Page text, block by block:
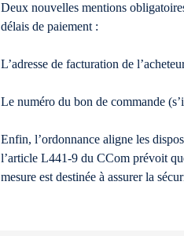
Deux nouvelles mentions
délais de paiement :
L’adresse de facturation de
Le numéro du bon de commande
Enfin, l’ordonnance aligne les
l’article L441-9 du CCom prévoit
mesure est destinée à assurer la